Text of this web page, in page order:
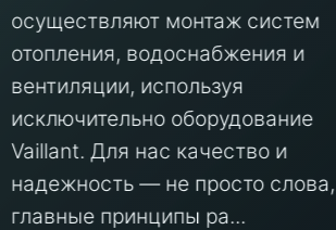
осуществляют монтаж систем
отопления, водоснабжения и
вентиляции, используя
исключительно оборудование
Vaillant. Для нас качество и
надежность — не просто слова, а
главные принципы ра...